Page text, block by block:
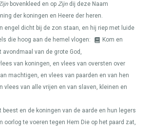
bovenkleed en op Zijn dij deze Naam
der koningen en Heere der heren.
engel dicht bij de zon staan, en hij riep met luide
die hoog aan de hemel vlogen:
Kom en
avondmaal van de grote God,
van koningen, en vlees van oversten over
machtigen, en vlees van paarden en van hen
vlees van alle vrijen en van slaven, kleinen en
beest en de koningen van de aarde en hun legers
oorlog te voeren tegen Hem Die op het paard zat,